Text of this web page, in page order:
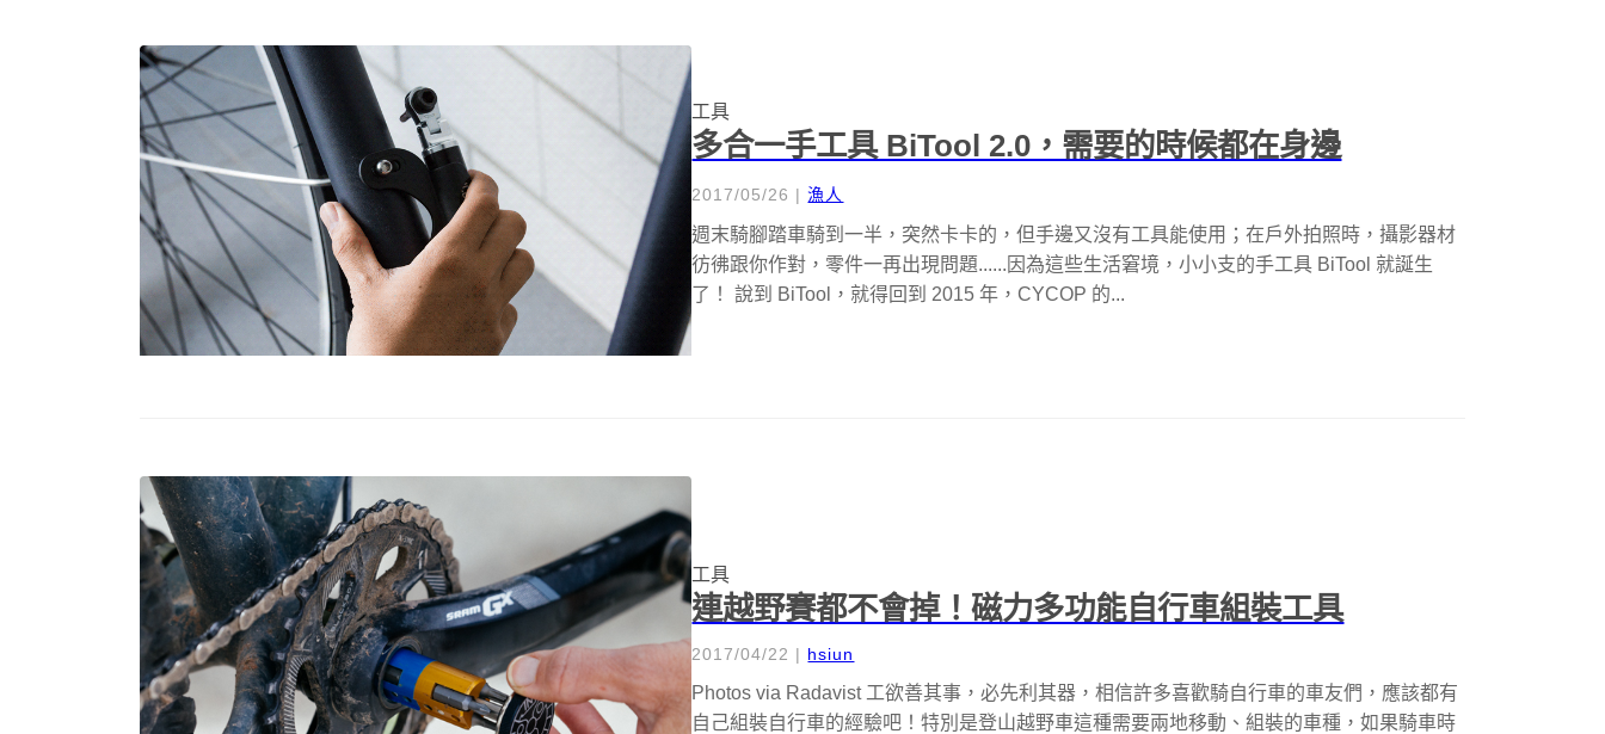
工具
多合一手工具 BiTool 2.0，需要的時候都在身邊
2017/05/26 |漁人
週末騎腳踏車騎到一半，突然卡卡的，但手邊又沒有工具能使用；在戶外拍照時，攝影器材
彷彿跟你作對，零件一再出現問題......因為這些生活窘境，小小支的手工具 BiTool 就誕生
了！ 說到 BiTool，就得回到 2015 年，CYCOP 的...
工具
連越野賽都不會掉！磁力多功能自行車組裝工具
2017/04/22 | hsiun
Photos via Radavist 工欲善其事，必先利其器，相信許多喜歡騎自行車的車友們，應該都有
自己組裝自行車的經驗吧！特別是登山越野車這種需要兩地移動、組裝的車種，如果騎車時